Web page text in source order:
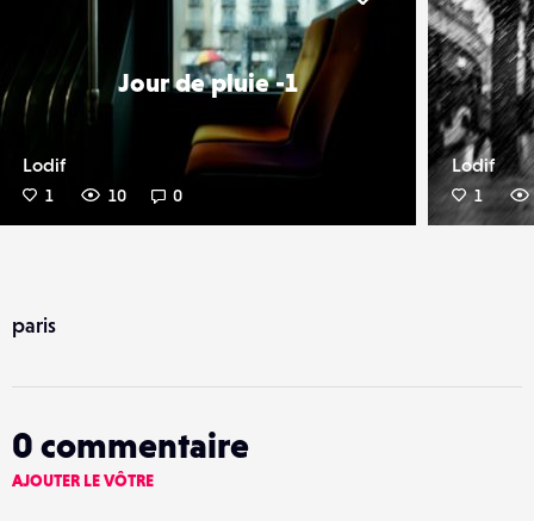
Jour de pluie -1
Lodif
1 10 0
Liker
Lodif
1
paris
0 commentaire
AJOUTER LE VÔTRE